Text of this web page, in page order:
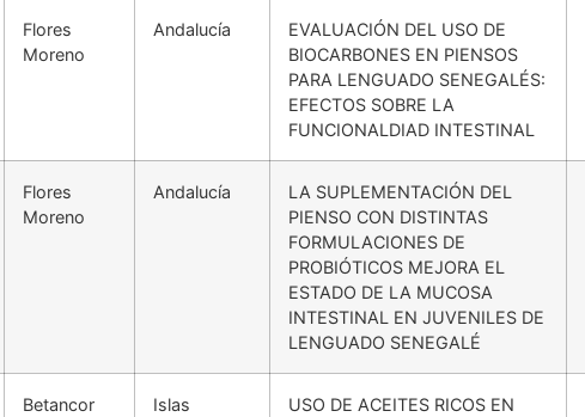
Flores
Moreno
Andalucía
EVALUACIÓN DEL USO DE
BIOCARBONES EN PIENSOS
PARA LENGUADO SENEGALÉS:
EFECTOS SOBRE LA
FUNCIONALDIAD INTESTINAL
Flores
Moreno
Andalucía
LA SUPLEMENTACIÓN DEL
PIENSO CON DISTINTAS
FORMULACIONES DE
PROBIÓTICOS MEJORA EL
ESTADO DE LA MUCOSA
INTESTINAL EN JUVENILES DE
LENGUADO SENEGALÉ
Betancor
Islas
USO DE ACEITES RICOS EN